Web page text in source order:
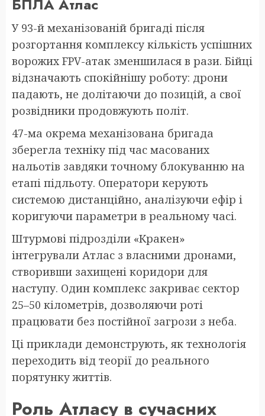
БПЛА Атлас
У 93-й механізованій бригаді після
розгортання комплексу кількість успішних
ворожих FPV-атак зменшилася в рази. Бійці
відзначають спокійнішу роботу: дрони
падають, не долітаючи до позицій, а свої
розвідники продовжують політ.
47-ма окрема механізована бригада
зберегла техніку під час масованих
нальотів завдяки точному блокуванню на
етапі підльоту. Оператори керують
системою дистанційно, аналізуючи ефір і
коригуючи параметри в реальному часі.
Штурмові підрозділи «Кракен»
інтегрували Атлас з власними дронами,
створивши захищені коридори для
наступу. Один комплекс закриває сектор
25–50 кілометрів, дозволяючи роті
працювати без постійної загрози з неба.
Ці приклади демонструють, як технологія
переходить від теорії до реального
порятунку життів.
Роль Атласу в сучасних